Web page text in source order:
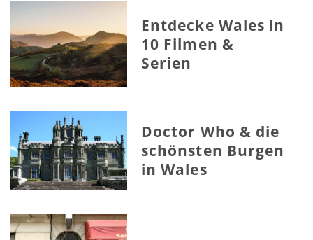
Entdecke Wales in
10 Filmen &
Serien
Doctor Who & die
schönsten Burgen
in Wales